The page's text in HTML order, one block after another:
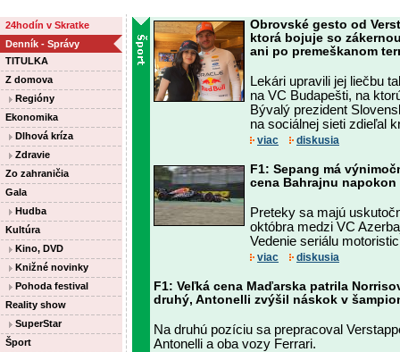
24hodín v Skratke
Denník - Správy
TITULKA
Z domova
Regióny
Ekonomika
Dlhová kríza
Zdravie
Zo zahraničia
Gala
Hudba
Kultúra
Kino, DVD
Knižné novinky
Pohoda festival
Reality show
SuperStar
Šport
Obrovské gesto od
ktorá bojuje so
ani po premeškanom
Lekári upravili jej liečbu
na VC Budapešti, na
Bývalý prezident
na sociálnej sieti zdieľal
viac diskusia
F1: Sepang má
cena Bahrajnu
Preteky sa majú
októbra medzi VC
Vedenie seriálu
viac diskusia
F1: Veľká cena Maďarska patrila
druhý, Antonelli zvýšil náskok v
Na druhú pozíciu sa prepracoval
Antonelli a oba vozy Ferrari.